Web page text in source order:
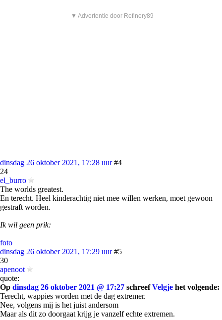
▼ Advertentie door Refinery89
dinsdag 26 oktober 2021, 17:28 uur #4
24
el_burro
The worlds greatest.
En terecht. Heel kinderachtig niet mee willen werken, moet gewoon
gestraft worden.
Ik wil geen prik:
foto
dinsdag 26 oktober 2021, 17:29 uur #5
30
apenoot
quote:
Op dinsdag 26 oktober 2021 @ 17:27 schreefVelgje het volgende:
Terecht, wappies worden met de dag extremer.
Nee, volgens mij is het juist andersom
Maar als dit zo doorgaat krijg je vanzelf echte extremen.